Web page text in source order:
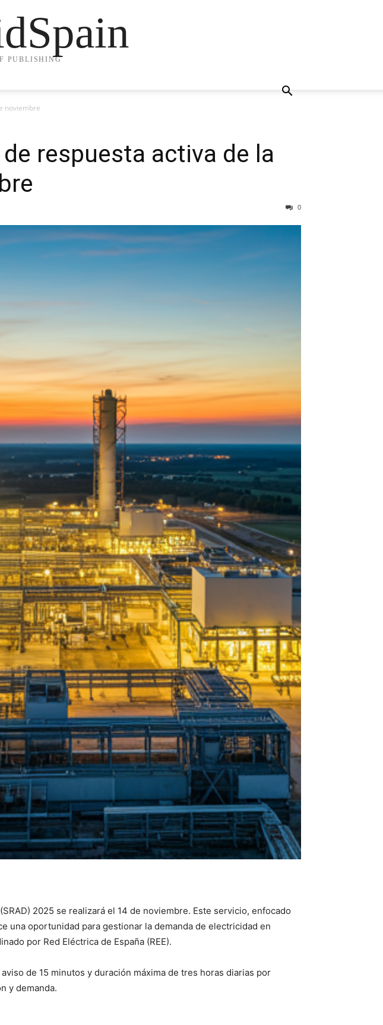
PUBLISHING
noviembre
respuesta activa de la
0
2025 se realizará el 14 de noviembre. Este servicio, enfocado
una oportunidad para gestionar la demanda de electricidad en
por Red Eléctrica de España (REE).
de 15 minutos y duración máxima de tres horas diarias por
y demanda.